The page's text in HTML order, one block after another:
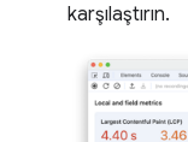
karşılaştırın.